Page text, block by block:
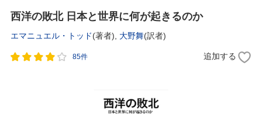
西洋の敗北 日本と世界に何が起きるのか
エマニュエル・トッド(著者), 大野舞(訳者)
85件 追加する